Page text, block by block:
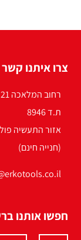
צרו איתנו קשר
רחוב המלאכה 21
ת.ד 8946
אזור התעשיה
(חנייה חינם)
חפשו אותנו